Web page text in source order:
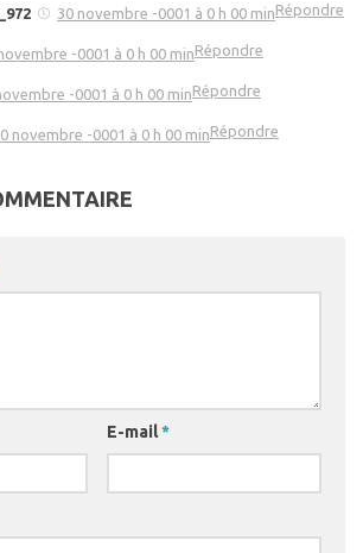
30 novembre -0001 à 0 h 00 minRépondre
-0001 à 0 h 00 minRépondre
-0001 à 0 h 00 minRépondre
novembre -0001 à 0 h 00 minRépondre
E-mail*